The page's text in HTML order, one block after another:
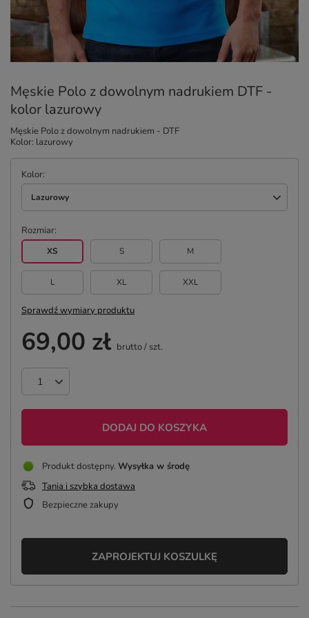
Męskie Polo z dowolnym nadrukiem DTF -
kolor lazurowy
Męskie Polo z dowolnym nadrukiem - DTF
Kolor: lazurowy
Kolor
Lazurowy
Rozmiar
XS S M
L XL XXL
Sprawdź wymiary produktu
69,00 zł brutto/ szt.
DODAJ DO KOSZYKA
Produkt dostępny Wysyłka w środę
Tania i szybka dostawa
Bezpieczne zakupy
ZAPROJEKTUJ KOSZULKĘ